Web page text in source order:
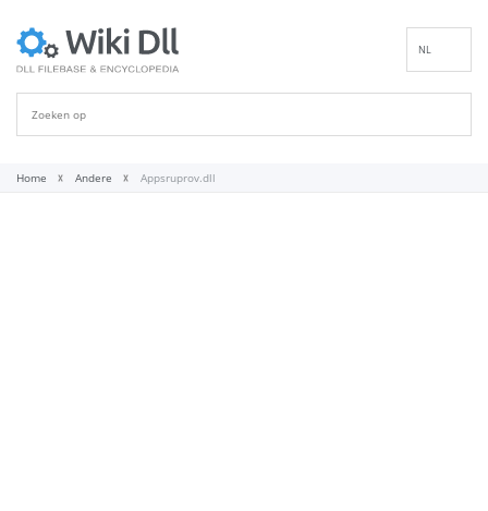
NL
Home Andere Appsruprov.dll